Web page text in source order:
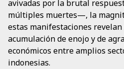
avivadas por la brutal
múltiples muertes—, la
estas manifestaciones
acumulación de enojo y de
económicos entre amplios
indonesias.